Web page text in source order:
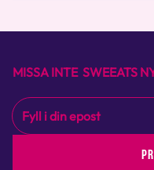
MISSA INTE SWEEATS